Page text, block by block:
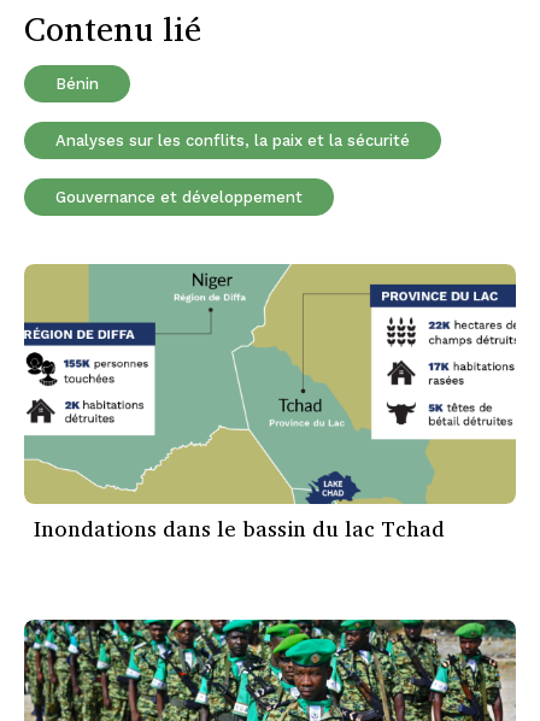
Contenu lié
Bénin
Analyses sur les conflits, la paix et la sécurité
Gouvernance et développement
Inondations dans le bassin du lac Tchad